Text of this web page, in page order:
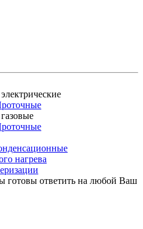
нагрева
готовы ответить на любой Ваш